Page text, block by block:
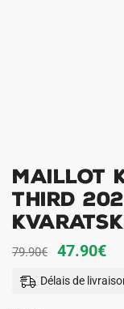
Maillot
Third
79.90€
Le
prix
47.90€Le
prix
Délais de